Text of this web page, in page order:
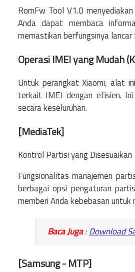
RomFw Tool V1.0
Anda dapat membaca
memastikan berfungsinya
Operasi IMEI yang Mudah
Untuk perangkat Xiaomi, alat
terkait IMEI dengan efisien.
secara keseluruhan.
[MediaTek]
Kontrol Partisi yang Disesuaikan
Fungsionalitas manajemen
berbagai opsi pengaturan
memberi Anda kebebasan
Baca Juga:Download
[Samsung - MTP]